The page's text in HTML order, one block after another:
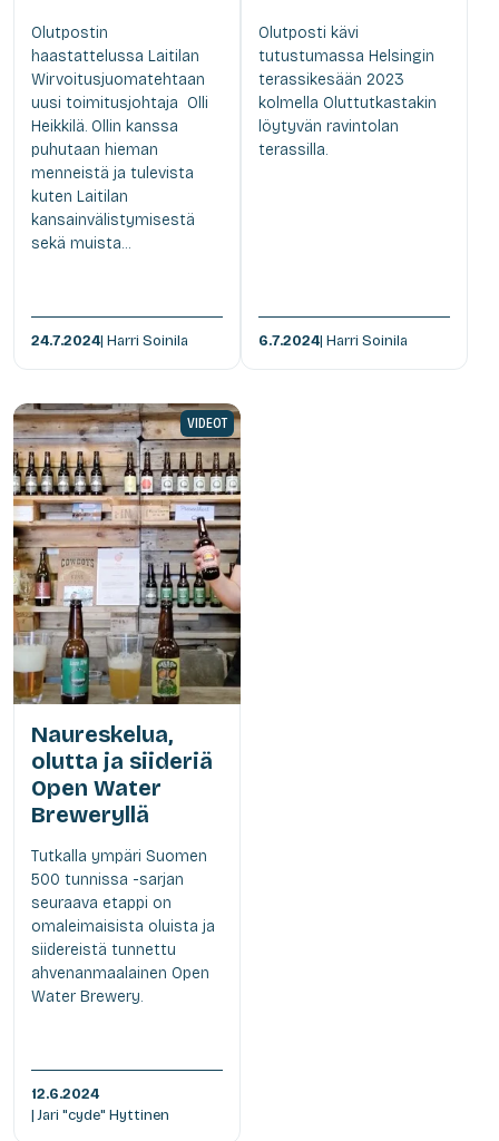
Olutpostin
haastattelussa Laitilan
Wirvoitusjuomatehtaan
uusi toimitusjohtaja Olli
Heikkilä. Ollin kanssa
puhutaan hieman
menneistä ja tulevista
kuten Laitilan
kansainvälistymisestä
sekä muista...
24.7.2024| Harri Soinila
Olutposti kävi
tutustumassa Helsingin
terassikesään 2023
kolmella Oluttutkastakin
löytyvän ravintolan
terassilla.
6.7.2024| Harri Soinila
VIDEOT
Naureskelua,
olutta ja siideriä
Open Water
Breweryllä
Tutkalla ympäri Suomen
500 tunnissa -sarjan
seuraava etappi on
omaleimaisista oluista ja
siidereistä tunnettu
ahvenanmaalainen Open
Water Brewery.
12.6.2024
| Jari "cyde" Hyttinen